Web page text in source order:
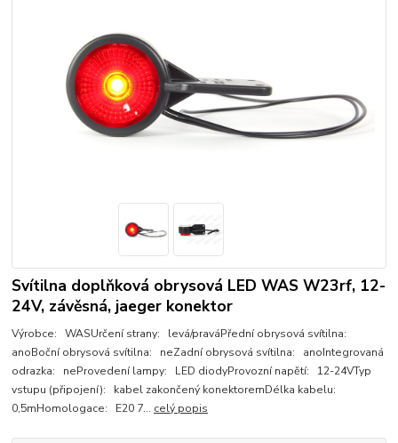
Svítilna doplňková obrysová LED WAS W23rf, 12-
24V, závěsná, jaeger konektor
Výrobce: WASUrčení strany: levá/praváPřední obrysová svítilna:
anoBoční obrysová svítilna: neZadní obrysová svítilna: anoIntegrovaná
odrazka: neProvedení lampy: LED diodyProvozní napětí: 12-24VTyp
vstupu (připojení): kabel zakončený konektoremDélka kabelu:
0,5mHomologace: E20 7... celý popis